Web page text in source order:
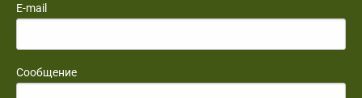
E-mail
Сообщение